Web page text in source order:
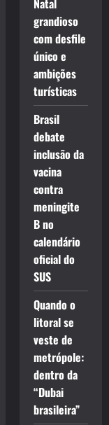
Natal
grandioso
com desfile
único e
ambições
turísticas
Brasil
debate
inclusão da
vacina
contra
meningite
B no
calendário
oficial do
SUS
Quando o
litoral se
veste de
metrópole:
dentro da
“Dubai
brasileira”